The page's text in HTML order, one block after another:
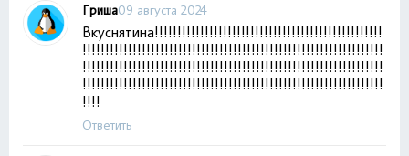
Гриша09 августа 2024
Вкуснятина!!!!!!!!!!!!!!!!!!!!!!!!!!!!!!!!!!!!!!!!!!!!!!!!!!
!!!!!!!!!!!!!!!!!!!!!!!!!!!!!!!!!!!!!!!!!!!!!!!!!!!!!!!!!!!!!!!!!!
!!!!!!!!!!!!!!!!!!!!!!!!!!!!!!!!!!!!!!!!!!!!!!!!!!!!!!!!!!!!!!!!!!
!!!!!!!!!!!!!!!!!!!!!!!!!!!!!!!!!!!!!!!!!!!!!!!!!!!!!!!!!!!!!!!!!!
!!!!
Ответить